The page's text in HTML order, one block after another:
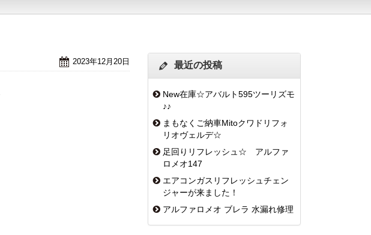
2023年12月20日 最近の投稿
New在庫☆アバルト595ツーリズモ
♪♪
まもなくご納車Mitoクワドリフォ
リオヴェルデ☆
足回りリフレッシュ☆ アルファ
ロメオ147
エアコンガスリフレッシュチェン
ジャーが来ました！
アルファロメオ ブレラ 水漏れ修理